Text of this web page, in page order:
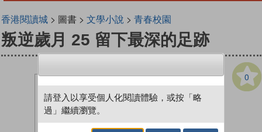
香港閱讀城> 圖書 > 文學小說 > 青春校園
叛逆歲月 25 留下最深的足跡
0
請登入以享受個人化閱讀體驗，或按「略
過」繼續瀏覽。